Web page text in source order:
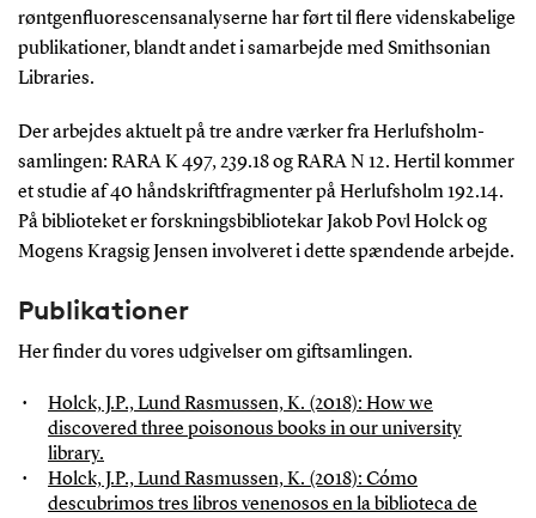
røntgenfluorescensanalyserne har ført til flere videnskabelige
publikationer, blandt andet i samarbejde med Smithsonian
Libraries.
Der arbejdes aktuelt på tre andre værker fra Herlufsholm-
samlingen: RARA K 497, 239.18 og RARA N 12. Hertil kommer
et studie af 40 håndskriftfragmenter på Herlufsholm 192.14.
På biblioteket er forskningsbibliotekar Jakob Povl Holck og
Mogens Kragsig Jensen involveret i dette spændende arbejde.
Publikationer
Her finder du vores udgivelser om giftsamlingen.
Holck, J.P., Lund Rasmussen, K. (2018): How we
discovered three poisonous books in our university
library.
Holck, J.P., Lund Rasmussen, K. (2018): Cómo
descubrimos tres libros venenosos en la biblioteca de